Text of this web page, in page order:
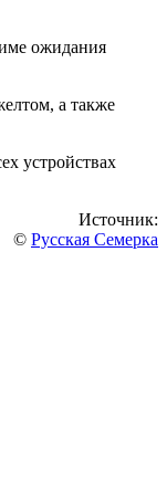
ожидания
а также
устройствах
Источник:
© Русская Семерка